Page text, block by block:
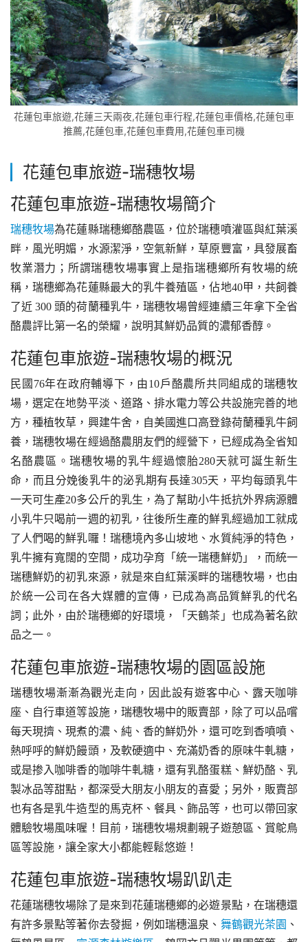
花蓮包車旅遊,花蓮三天兩夜,花蓮包車行程,花蓮包車價格,花蓮包車
推薦,花蓮包車,花蓮包車費用,花蓮包車司機
花蓮包車旅遊-瑞穗牧場
花蓮包車旅遊-瑞穗牧場簡介
瑞穗牧場為花蓮縣瑞穗鄉酪農區，位於瑞穗噴灌區與紅葉溪
畔，風光明媚，水源潔淨，空氣新鮮，草原豐富，具發展畜
牧業潛力；所謂瑞穗牧場事實上是指瑞穗鄉所有牧場的統
稱，瑞穗鄉為花蓮縣最大的乳牛養殖區，佔地40甲，共飼養
了近 300 頭的荷蘭種乳牛，瑞穗牧場曾經連續三年拿下全省
酪農評比第一名的榮耀，說明其鮮奶品質的濃郁香醇。
花蓮包車旅遊-瑞穗牧場的概況
民國76年在政府輔導下，由10戶酪農所共同組成的瑞穗牧
場，選定在地勢平淡、道路、排水電力等公共設施完善的地
方，種植牧草，興建牛舍，自美國進口高登錄荷蘭種乳牛飼
養，瑞穗牧場在經過酪農朋友們的經營下，已經成為全省知
名酪農區。瑞穗牧場的乳牛經過懷胎280天就可誕生新生
命，而且分娩後乳牛的泌乳期有長達305天，平均每頭乳牛
一天可生產20多公斤的乳生，為了幫助小牛抵抗外界病源體
小乳牛只喝前一週的初乳，往後所生產的鮮乳經過加工就成
了人們喝的鮮乳囉！瑞穗境內多山坡地、水質純淨的特色，
乳牛擁有寬闊的空間，成功孕育「統一瑞穗鮮奶」，而統一
瑞穗鮮奶的初乳來源，就是來自紅葉溪畔的瑞穗牧場，也由
於統一公司在各大媒體的宣傳，已成為高品質鮮乳的代名
詞；此外，由於瑞穗鄉的好環境，「天鶴茶」也成為著名飲
品之一。
花蓮包車旅遊-瑞穗牧場的園區設施
瑞穗牧場漸漸為觀光走向，因此設有遊客中心、露天咖啡
座、自行車道等設施，瑞穗牧場中的販賣部，除了可以品嚐
每天現擠、現煮的濃、純、香的鮮奶外，還可吃到香噴噴、
熱呼呼的鮮奶饅頭，及軟硬適中、充滿奶香的原味牛軋糖，
或是掺入咖啡香的咖啡牛軋糖，還有乳酪蛋糕、鮮奶酪、乳
製冰品等甜點，都深受大朋友小朋友的喜愛；另外，販賣部
也有各是乳牛造型的馬克杯、餐具、飾品等，也可以帶回家
體驗牧場風味喔！目前，瑞穗牧場規劃親子遊憩區、賞鴕鳥
區等設施，讓全家大小都能輕鬆悠遊！
花蓮包車旅遊-瑞穗牧場趴趴走
花蓮瑞穗牧場除了是來到花蓮瑞穗鄉的必遊景點，在瑞穗還
有許多景點等著你去發掘，例如瑞穗溫泉、 舞鶴觀光茶園 、